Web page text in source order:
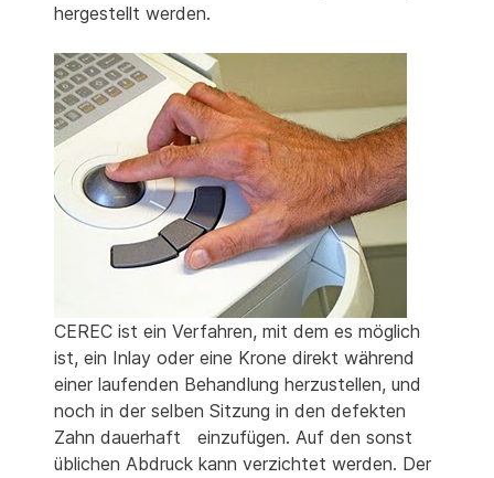
hergestellt werden.
CEREC ist ein Verfahren, mit dem es möglich
ist, ein Inlay oder eine Krone direkt während
einer laufenden Behandlung herzustellen, und
noch in der selben Sitzung in den defekten
Zahn dauerhaft einzufügen. Auf den sonst
üblichen Abdruck kann verzichtet werden. Der